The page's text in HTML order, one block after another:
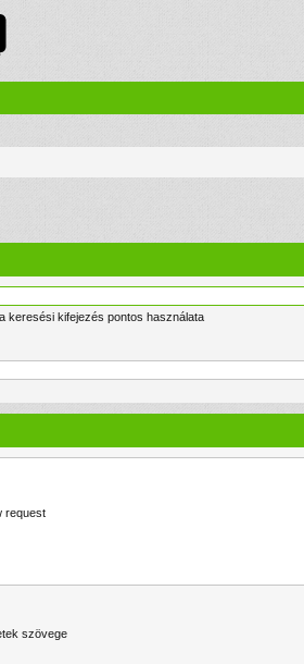
keresési kifejezés pontos használata
szövege